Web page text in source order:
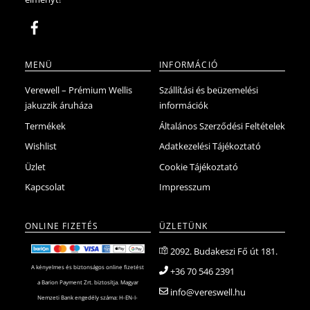
MENÜ
Verewell – Prémium Wellis
jakuzzik áruháza
Termékek
Wishlist
Üzlet
Kapcsolat
INFORMÁCIÓ
Szállítási és beüzemelési
információk
Általános Szerződési Feltételek
Adatkezelési Tájékoztató
Cookie Tájékoztató
Impresszum
ONLINE FIZETÉS
A kényelmes és biztonságos online fizetést
a Barion Payment Zrt. biztosítja. Magyar
Nemzeti Bank engedély száma: H-EN-I-
ÜZLETÜNK
2092. Budakeszi Fő út 181.
+36 70 546 2391
info@vereswell.hu